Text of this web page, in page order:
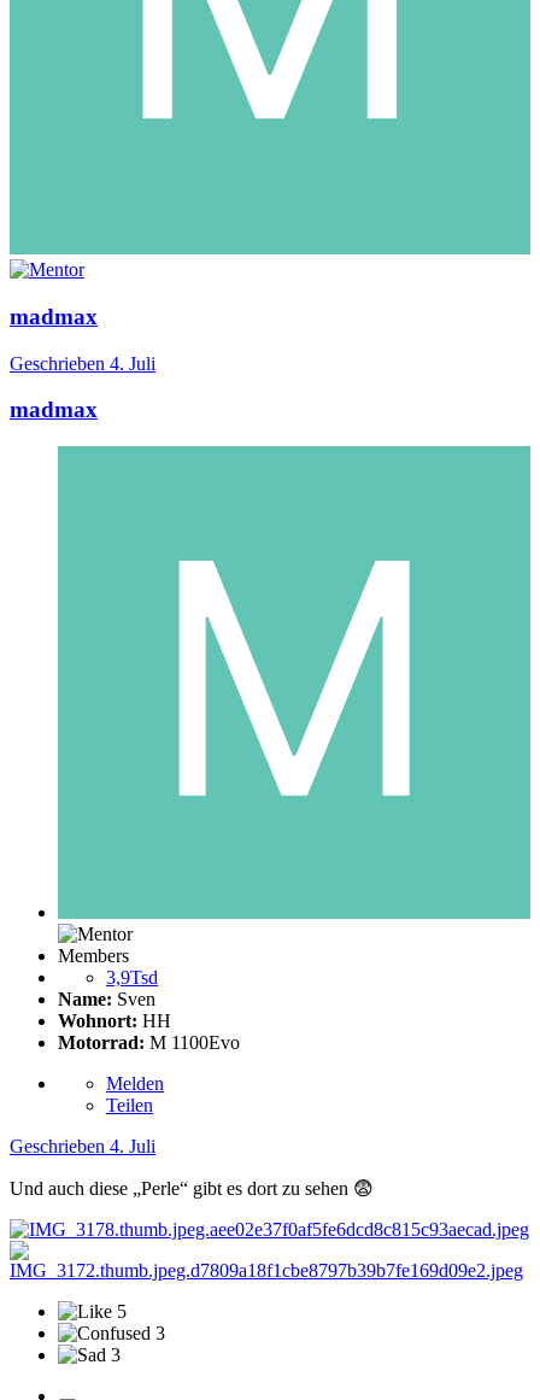
madmax
Geschrieben 4. Juli
madmax
Members
3,9Tsd
Name: Sven
Wohnort: HH
Motorrad: M 1100Evo
Melden
Teilen
Geschrieben 4. Juli
Und auch diese „Perle“ gibt es dort zu sehen 😨
5
3
3